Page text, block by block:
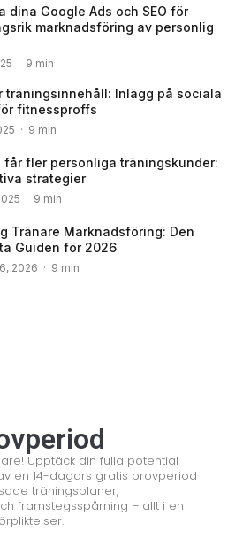
dina Google Ads och SEO för
marknadsföring av personlig
· 9 min
träningsinnehåll: Inlägg på sociala
fitnessproffs
· 9 min
får fler personliga träningskunder:
strategier
· 9 min
Tränare Marknadsföring: Den
Guiden för 2026
2026 · 9 min
Upptäck din fulla potential
en 14-dagars gratis provperiod
träningsplaner,
framstegsspårning – allt i en